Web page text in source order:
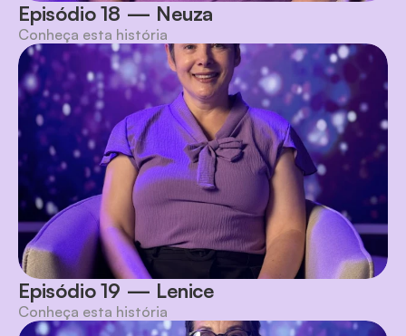
Episódio 18 — Neuza
Conheça esta história
Episódio 19 — Lenice
Conheça esta história